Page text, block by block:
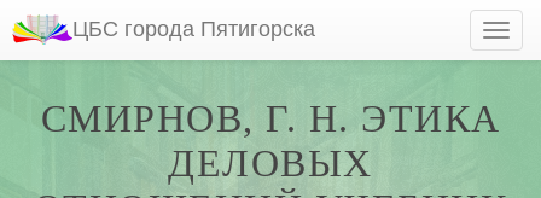
ЦБС города Пятигорска
СМИРНОВ, Г. Н. ЭТИКА
ДЕЛОВЫХ